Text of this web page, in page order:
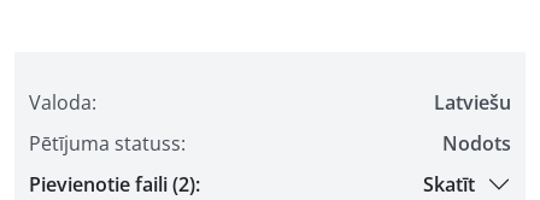
Valoda:
Latviešu
Pētījuma statuss:
Nodots
Pievienotie faili (2):
Skatīt